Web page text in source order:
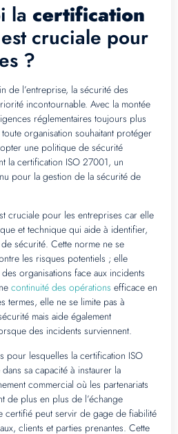
la certification
est cruciale pour
?
de l’entreprise, la sécurité des
incontournable. Avec la montée
réglementaires toujours plus
organisation souhaitant protéger
une politique de sécurité
la certification ISO 27001, un
pour la gestion de la sécurité de
cruciale pour les entreprises car elle
et technique qui aide à identifier,
sécurité. Cette norme ne se
les risques potentiels ; elle
organisations face aux incidents
continuité des opérations efficace en
termes, elle ne se limite pas à
mais aide également
des incidents surviennent.
pour lesquelles la certification ISO
sa capacité à instaurer la
commercial où les partenariats
de plus en plus de l’échange
certifié peut servir de gage de fiabilité
clients et parties prenantes. Cette